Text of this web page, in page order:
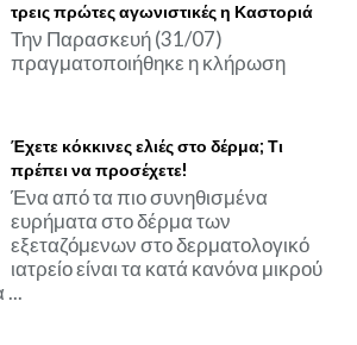
τρεις πρώτες αγωνιστικές η Καστοριά
Την Παρασκευή (31/07)
πραγματοποιήθηκε η κλήρωση
Έχετε κόκκινες ελιές στο δέρμα; Τι
πρέπει να προσέχετε!
Ένα από τα πιο συνηθισμένα
ευρήματα στο δέρμα των
εξεταζόμενων στο δερματολογικό
ιατρείο είναι τα κατά κανόνα μικρού
...